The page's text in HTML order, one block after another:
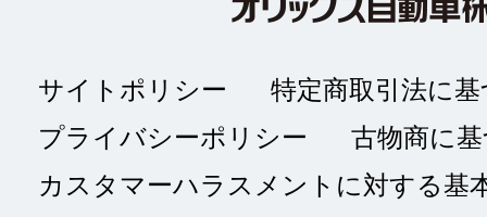
サイトポリシー
特定商取引法に
プライバシーポリシー
古物商に
カスタマーハラスメントに対する基